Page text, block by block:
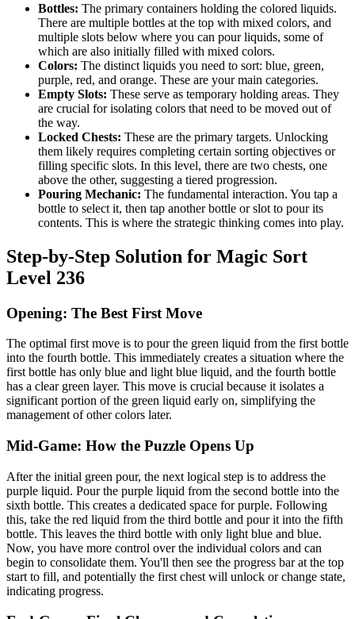
Bottles: The primary containers holding the colored liquids.
There are multiple bottles at the top with mixed colors, and
multiple slots below where you can pour liquids, some of
which are also initially filled with mixed colors.
Colors: The distinct liquids you need to sort: blue, green,
purple, red, and orange. These are your main categories.
Empty Slots: These serve as temporary holding areas. They
are crucial for isolating colors that need to be moved out of
the way.
Locked Chests: These are the primary targets. Unlocking
them likely requires completing certain sorting objectives or
filling specific slots. In this level, there are two chests, one
above the other, suggesting a tiered progression.
Pouring Mechanic: The fundamental interaction. You tap a
bottle to select it, then tap another bottle or slot to pour its
contents. This is where the strategic thinking comes into play.
Step-by-Step Solution for Magic Sort
Level 236
Opening: The Best First Move
The optimal first move is to pour the green liquid from the first bottle
into the fourth bottle. This immediately creates a situation where the
first bottle has only blue and light blue liquid, and the fourth bottle
has a clear green layer. This move is crucial because it isolates a
significant portion of the green liquid early on, simplifying the
management of other colors later.
Mid-Game: How the Puzzle Opens Up
After the initial green pour, the next logical step is to address the
purple liquid. Pour the purple liquid from the second bottle into the
sixth bottle. This creates a dedicated space for purple. Following
this, take the red liquid from the third bottle and pour it into the fifth
bottle. This leaves the third bottle with only light blue and blue.
Now, you have more control over the individual colors and can
begin to consolidate them. You'll then see the progress bar at the top
start to fill, and potentially the first chest will unlock or change state,
indicating progress.